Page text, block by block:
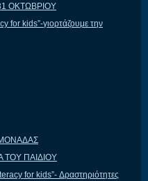
ΟΚΤΩΒΡΙΟΥ
for kids”-γιορτάζουμε την
ΤΟΥ ΠΑΙΔΙΟΥ
for kids”- Δραστηριότητες